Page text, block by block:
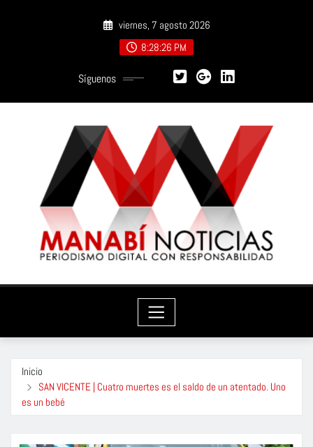
viernes, 7 agosto 2026
8:28:27 PM
Síguenos
Inicio
SAN VICENTE | Cuatro muertes es el saldo de un atentado. Uno
es un bebé